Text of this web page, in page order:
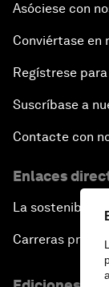
Asóciese con
Conviértase en
Regístrese
Suscríbase a
Contacte con
Enlaces
La
Carreras